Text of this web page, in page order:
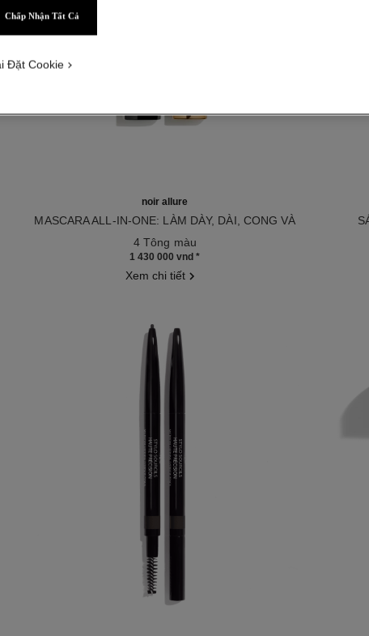
noir allure
MASCARA ALL-IN-ONE: LÀM DÀY, DÀI, CONG VÀ
4 Tông màu
1 430 000 vnd*
Xem chi tiết
Chấp Nhận Tất Cả
Đặt Cookie